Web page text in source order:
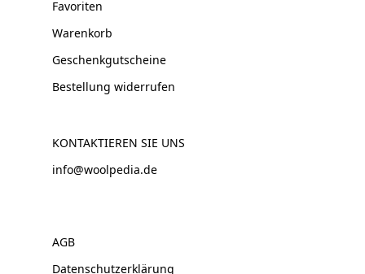
Favoriten
Warenkorb
Geschenkgutscheine
Bestellung widerrufen
KONTAKTIEREN SIE UNS
info@woolpedia.de
AGB
Datenschutzerklärung